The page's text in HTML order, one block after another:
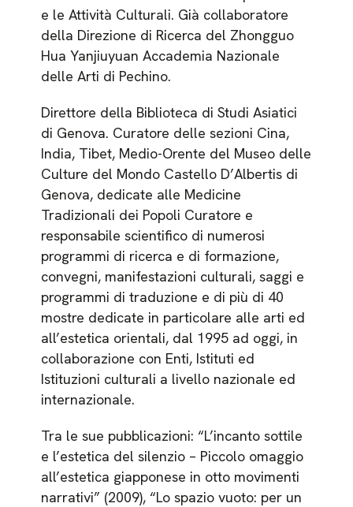
e le Attività Culturali. Già collaboratore
della Direzione di Ricerca del Zhongguo
Hua Yanjiuyuan Accademia Nazionale
delle Arti di Pechino.
Direttore della Biblioteca di Studi Asiatici
di Genova. Curatore delle sezioni Cina,
India, Tibet, Medio-Orente del Museo delle
Culture del Mondo Castello D’Albertis di
Genova, dedicate alle Medicine
Tradizionali dei Popoli Curatore e
responsabile scientifico di numerosi
programmi di ricerca e di formazione,
convegni, manifestazioni culturali, saggi e
programmi di traduzione e di più di 40
mostre dedicate in particolare alle arti ed
all’estetica orientali, dal 1995 ad oggi, in
collaborazione con Enti, Istituti ed
Istituzioni culturali a livello nazionale ed
internazionale.
Tra le sue pubblicazioni: “L’incanto sottile
e l’estetica del silenzio – Piccolo omaggio
all’estetica giapponese in otto movimenti
narrativi” (2009), “Lo spazio vuoto: per un